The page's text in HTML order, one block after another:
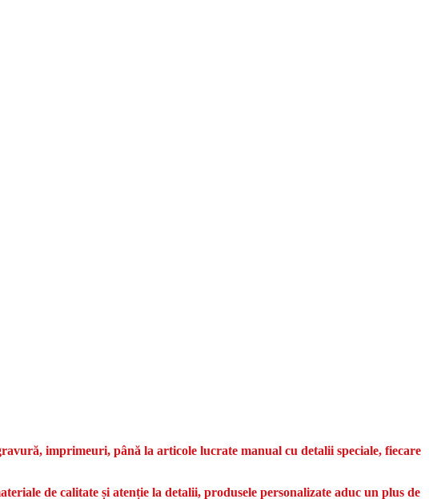
imprimeuri, până la articole lucrate manual cu detalii speciale, fiecare
de calitate și atenție la detalii, produsele personalizate aduc un plus de